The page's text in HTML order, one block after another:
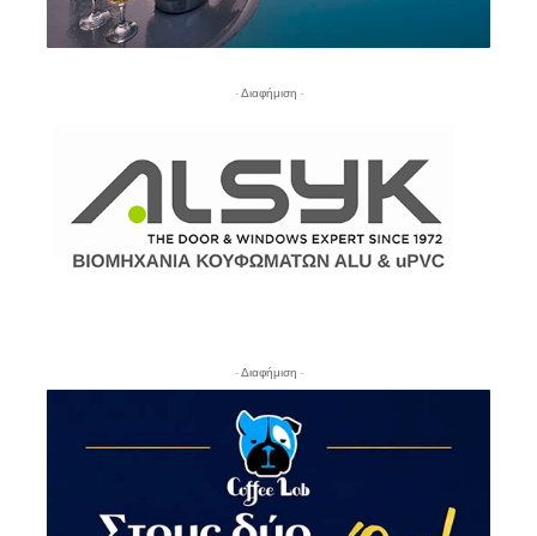
- Διαφήμιση -
- Διαφήμιση -